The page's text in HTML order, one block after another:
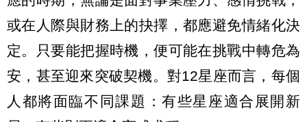
或在人際與財務上的抉擇，都應避免情緒化決
定。只要能把握時機，便可能在挑戰中轉危為
安，甚至迎來突破契機。對12星座而言，每個
人都將面臨不同課題：有些星座適合展開新